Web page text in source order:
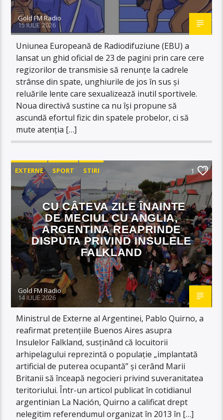
Gold FM Radio
15 IULIE 2026
Uniunea Europeană de Radiodifuziune (EBU) a
lansat un ghid oficial de 23 de pagini prin care cere
regizorilor de transmisie să renunțe la cadrele
strânse din spate, unghiurile de jos în sus și
reluările lente care sexualizează inutil sportivele.
Noua directivă sustine ca nu își propune să
ascundă efortul fizic din spatele probelor, ci să
mute atenția […]
EXTERNE SPORT STIRI 1
CU CÂTEVA ZILE ÎNAINTE
DE MECIUL CU ANGLIA,
ARGENTINA REAPRINDE
DISPUTA PRIVIND INSULELE
FALKLAND
Gold FM Radio
14 IULIE 2026
Ministrul de Externe al Argentinei, Pablo Quirno, a
reafirmat pretențiile Buenos Aires asupra
Insulelor Falkland, susținând că locuitorii
arhipelagului reprezintă o populație „implantată
artificial de puterea ocupantă” și cerând Marii
Britanii să înceapă negocieri privind suveranitatea
teritoriului. Într-un articol publicat în cotidianul
argentinian La Nación, Quirno a calificat drept
nelegitim referendumul organizat în 2013 în […]